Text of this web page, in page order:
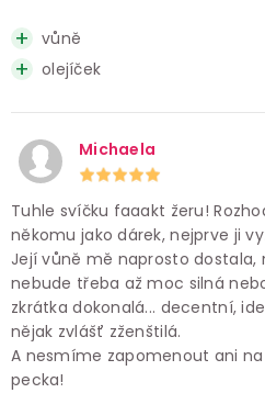
vůně
olejíček
Michaela
Tuhle svíčku faaakt žeru!
někomu jako dárek, nejprve ji
Její vůně mě naprosto dostala,
nebude třeba až moc silná
zkrátka dokonalá... decentní,
nějak zvlášť zženštilá.
A nesmíme zapomenout ani
pecka!